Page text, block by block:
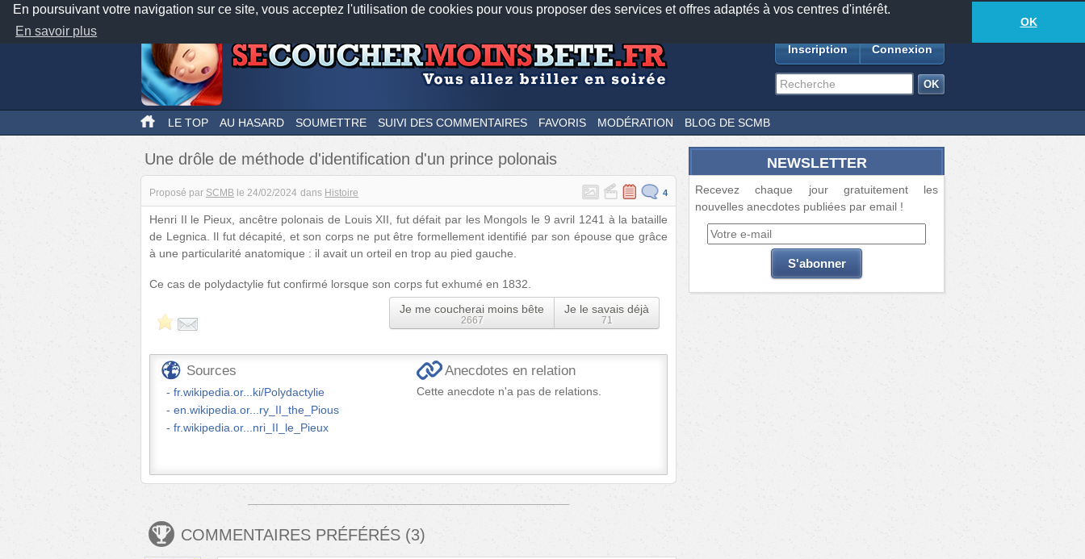
En poursuivant votre navigation sur ce site, vous acceptez l'utilisation de cookies pour vous proposer des services et offres adaptés à vos centres d'intérêt.
En savoir plus
OK
Nos applications mobiles Newsletter Facebook
TwitterFeeds18877anecdotes-334lecteurs connectés
Inscription Connexion
LE TOP AU HASARD SOUMETTRE SUIVI DES COMMENTAIRES FAVORIS MODÉRATION BLOG DE SCMB
Une drôle de méthode d'identification d'un prince polonais
Proposé par SCMB le 24/02/2024 dans Histoire 4
Henri II le Pieux, ancêtre polonais de Louis XII, fut défait par les Mongols le 9 avril 1241 à la bataille
de Legnica. Il fut décapité, et son corps ne put être formellement identifié par son épouse que grâce
à une particularité anatomique : il avait un orteil en trop au pied gauche.
Ce cas de polydactylie fut confirmé lorsque son corps fut exhumé en 1832.
Je me coucherai moins bête
2667
Je le savais déjà
71
Sources
fr.wikipedia.or...ki/Polydactylie
en.wikipedia.or...ry_II_the_Pious
fr.wikipedia.or...nri_II_le_Pieux
Anecdotes en relation
Cette anecdote n'a pas de relations.
COMMENTAIRES PRÉFÉRÉS (3)
NEWSLETTER
Recevez chaque jour gratuitement les
nouvelles anecdotes publiées par email !